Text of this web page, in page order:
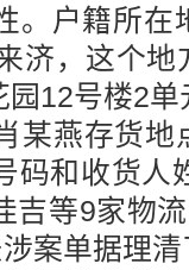
。户籍所在
济，这个
12号楼2
某燕存货
码和收货人
吉等9家物
案单据理